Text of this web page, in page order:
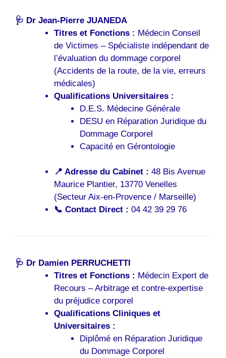
🩺 Dr Jean-Pierre JUANEDA
Titres et Fonctions : Médecin Conseil
de Victimes – Spécialiste indépendant de
l’évaluation du dommage corporel
(Accidents de la route, de la vie, erreurs
médicales)
Qualifications Universitaires :
D.E.S. Médecine Générale
DESU en Réparation Juridique du
Dommage Corporel
Capacité en Gérontologie
📍 Adresse du Cabinet : 48 Bis Avenue
Maurice Plantier, 13770 Venelles
(Secteur Aix-en-Provence / Marseille)
📞 Contact Direct : 04 42 39 29 76
🩺 Dr Damien PERRUCHETTI
Titres et Fonctions : Médecin Expert de
Recours – Arbitrage et contre-expertise
du préjudice corporel
Qualifications Cliniques et
Universitaires :
Diplômé en Réparation Juridique
du Dommage Corporel